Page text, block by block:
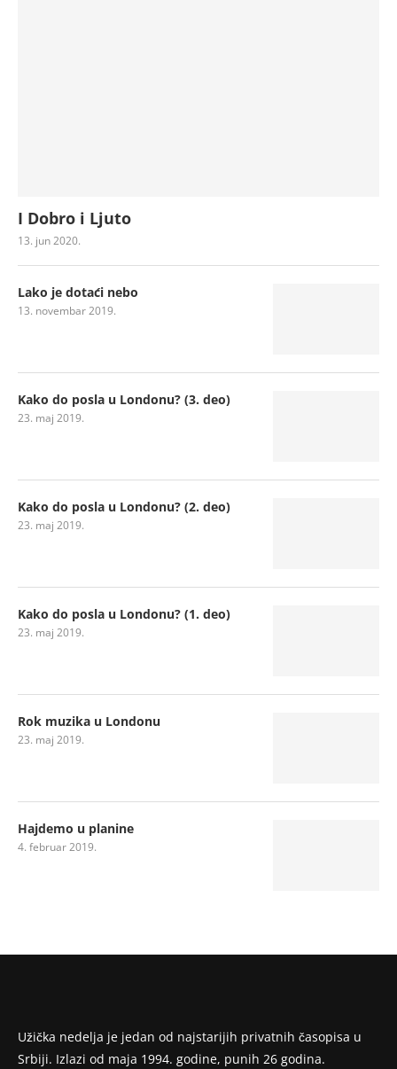
I Dobro i Ljuto
13. jun 2020.
Lako je dotaći nebo
13. novembar 2019.
Kako do posla u Londonu? (3. deo)
23. maj 2019.
Kako do posla u Londonu? (2. deo)
23. maj 2019.
Kako do posla u Londonu? (1. deo)
23. maj 2019.
Rok muzika u Londonu
23. maj 2019.
Hajdemo u planine
4. februar 2019.
Užička nedelja je jedan od najstarijih privatnih časopisa u
Srbiji. Izlazi od maja 1994. godine, punih 26 godina.